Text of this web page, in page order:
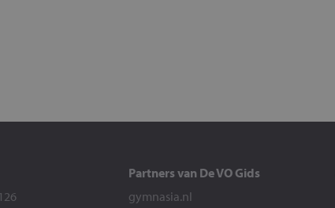
Partners van De VO Gids
gymnasia.nl